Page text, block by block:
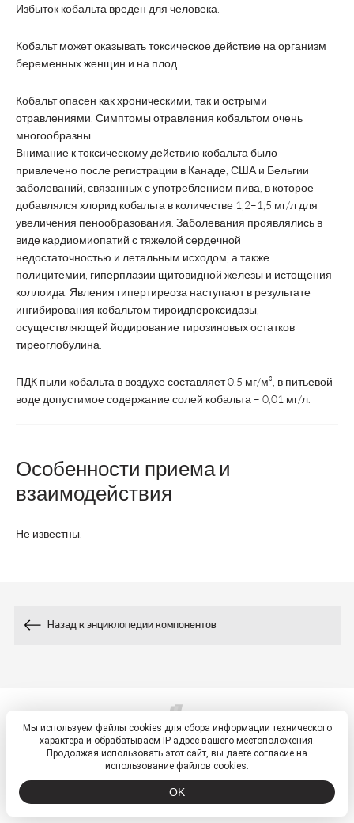
Избыток кобальта вреден для человека.
Кобальт может оказывать токсическое действие на организм
беременных женщин и на плод.
Кобальт опасен как хроническими, так и острыми
отравлениями. Симптомы отравления кобальтом очень
многообразны.
Внимание к токсическому действию кобальта было
привлечено после регистрации в Канаде, США и Бельгии
заболеваний, связанных с употреблением пива, в которое
добавлялся хлорид кобальта в количестве 1,2–1,5 мг/л для
увеличения пенообразования. Заболевания проявлялись в
виде кардиомиопатий с тяжелой сердечной
недостаточностью и летальным исходом, а также
полицитемии, гиперплазии щитовидной железы и истощения
коллоида. Явления гипертиреоза наступают в результате
ингибирования кобальтом тироидпероксидазы,
осуществляющей йодирование тирозиновых остатков
тиреоглобулина.
ПДК пыли кобальта в воздухе составляет 0,5 мг/м³, в питьевой
воде допустимое содержание солей кобальта – 0,01 мг/л.
Особенности приема и
взаимодействия
Не известны.
Назад к энциклопедии компонентов
© 2026, ETM - портал
Политика обработки персональных данных
ООО «ВТФ» ОГРН 1027700549942 ИНН 7701250210
Мы используем файлы cookies для сбора информации технического
характера и обрабатываем IP-адрес вашего местоположения.
Продолжая использовать этот сайт, вы даете согласие на
использование файлов cookies.
OK